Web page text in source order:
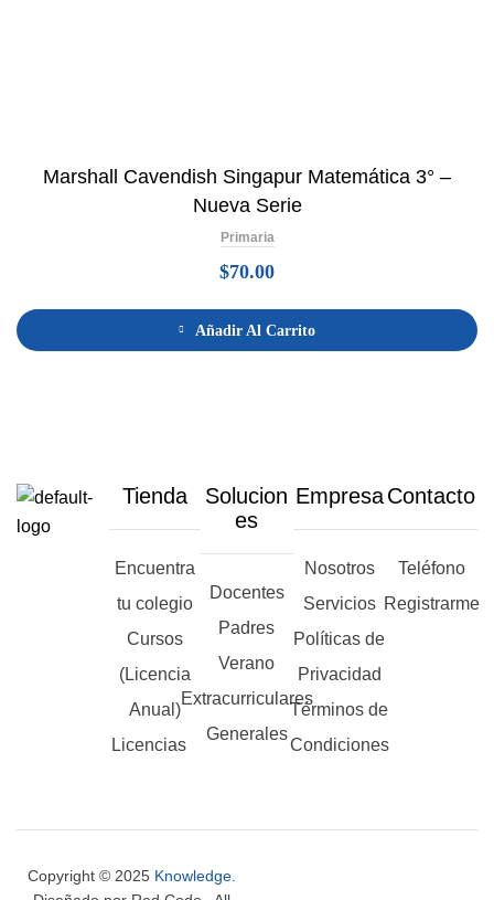
Marshall Cavendish Singapur Matemática 3° –
Nueva Serie
Primaria
$70.00
Añadir Al Carrito
Tienda
Encuentra
tu colegio
Cursos
(Licencia
Anual)
Licencias
Solucion
es
Docentes
Padres
Verano
Extracurriculares
Generales
Empresa
Nosotros
Servicios
Políticas de
Privacidad
Términos de
Condiciones
Contacto
Teléfono
Registrarme
Copyright © 2025 Knowledge.